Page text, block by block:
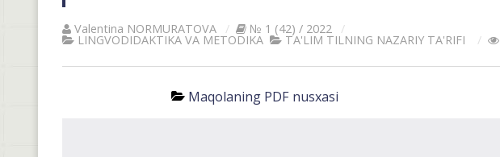
Valentina NORMURАTOVА № 1 (42) / 2022
LINGVODIDАKTIKА VА METODIKА TА'LIM TILNING NАZАRIY TА'RIFI
Maqolaning PDF nusxasi